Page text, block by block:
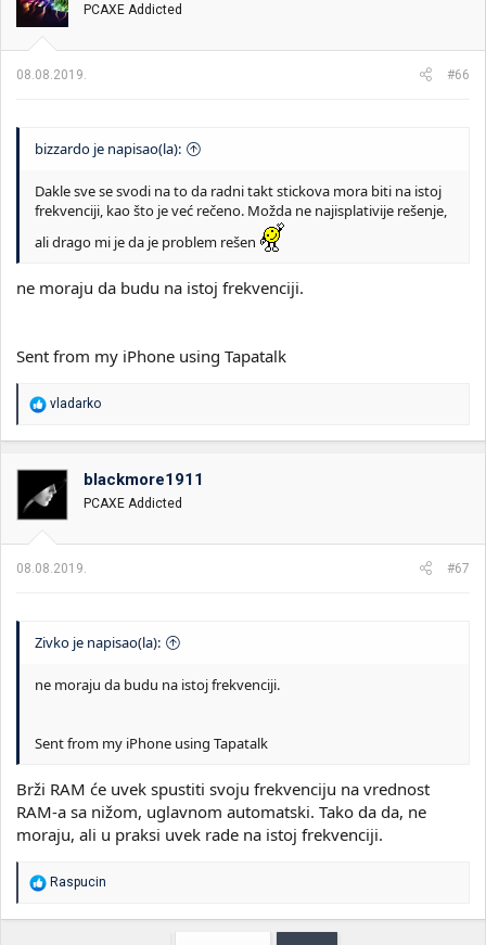
PCAXE Addicted
08.08.2019. #66
bizzardo je napisao(la):
Dakle sve se svodi na to da radni takt stickova mora biti na istoj
frekvenciji, kao što je već rečeno. Možda ne najisplativije rešenje,
ali drago mi je da je problem rešen
ne moraju da budu na istoj frekvenciji.
Sent from my iPhone using Tapatalk
R
o
v
a
n
:
vladarko
blackmore1911
PCAXE Addicted
08.08.2019. #67
Zivko je napisao(la):
ne moraju da budu na istoj frekvenciji.
Sent from my iPhone using Tapatalk
Brži RAM će uvek spustiti svoju frekvenciju na vrednost
RAM-a sa nižom, uglavnom automatski. Tako da da, ne
moraju, ali u praksi uvek rade na istoj frekvenciji.
R
Raspucin